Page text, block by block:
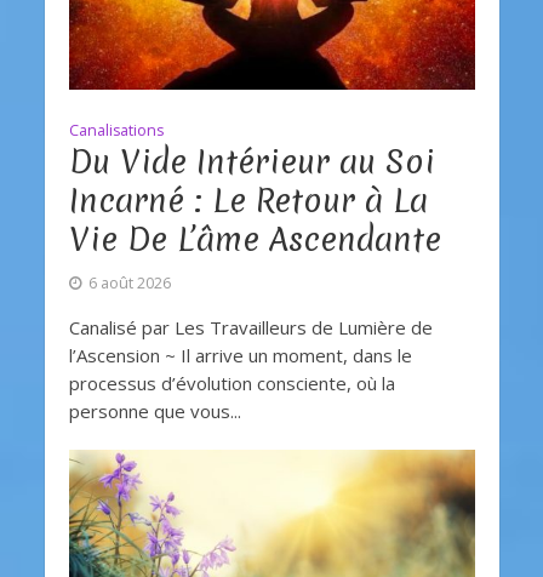
Canalisations
Du Vide Intérieur au Soi
Incarné : Le Retour à La
Vie De L’âme Ascendante
6 août 2026
Canalisé par Les Travailleurs de Lumière de
l’Ascension ~ Il arrive un moment, dans le
processus d’évolution consciente, où la
personne que vous...